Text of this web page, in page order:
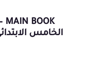
الخامس